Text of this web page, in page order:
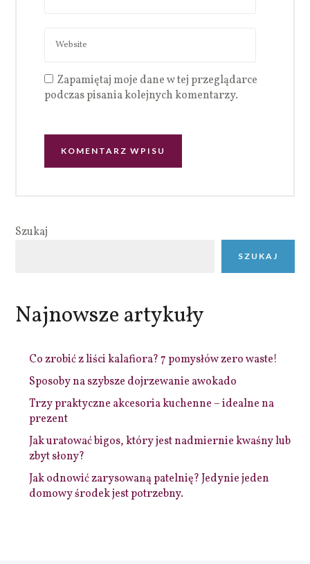
Zapamiętaj moje dane w tej przeglądarce
podczas pisania kolejnych komentarzy.
Szukaj
SZUKAJ
Najnowsze artykuły
Co zrobić z liści kalafiora? 7 pomysłów zero waste!
Sposoby na szybsze dojrzewanie awokado
Trzy praktyczne akcesoria kuchenne – idealne na
prezent
Jak uratować bigos, który jest nadmiernie kwaśny lub
zbyt słony?
Jak odnowić zarysowaną patelnię? Jedynie jeden
domowy środek jest potrzebny.